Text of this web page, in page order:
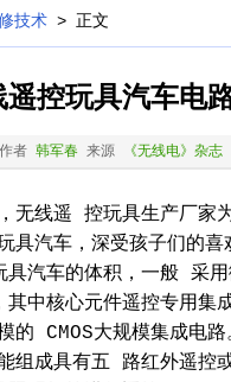
技术 > 正文
遥控玩具汽车电
作者 韩军春来源 《无线电》杂
无线遥 控玩具生产厂家
具汽车，深受孩子们的
汽车的体积，一般 采
其中核心元件遥控专用
的 CMOS大规模集成电
组成具有五 路红外遥控